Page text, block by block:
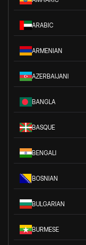
ARABIC
ARMENIAN
AZERBAIJANI
BANGLA
BASQUE
BENGALI
BOSNIAN
BULGARIAN
BURMESE